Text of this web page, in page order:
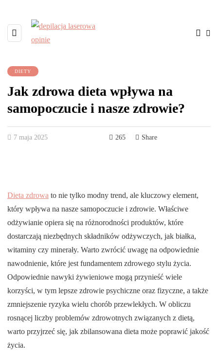
DIETY
Jak zdrowa dieta wpływa na
samopoczucie i nasze zdrowie?
7 maja 2025 265 Share
Dieta zdrowa to nie tylko modny trend, ale kluczowy element,
który wpływa na nasze samopoczucie i zdrowie. Właściwe
odżywianie opiera się na różnorodności produktów, które
dostarczają niezbędnych składników odżywczych, jak białka,
witaminy czy minerały. Warto zwrócić uwagę na odpowiednie
nawodnienie, które jest fundamentem zdrowego stylu życia.
Odpowiednie nawyki żywieniowe mogą przynieść wiele
korzyści, w tym lepsze zdrowie psychiczne oraz fizyczne, a także
zmniejszenie ryzyka wielu chorób przewlekłych. W obliczu
rosnącej liczby problemów zdrowotnych związanych z dietą,
warto przyjrzeć się, jak zbilansowana dieta może poprawić jakość
życia.